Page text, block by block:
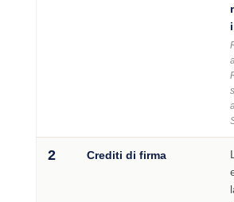
2 Crediti di firma